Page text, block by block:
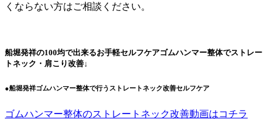
くならない方はご相談ください。
船堀発祥の100均で出来るお手軽セルフケアゴムハンマー整体でストレー
トネック・肩こり改善↓
●船堀発祥ゴムハンマー整体で行うストレートネック改善セルフケア
ゴムハンマー整体のストレートネック改善動画はコチラ